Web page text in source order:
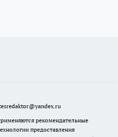
рекомендательные
предоставления